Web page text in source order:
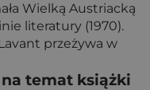
Wielką Austriacką
literatury (1970).
przeżywa w
temat książki